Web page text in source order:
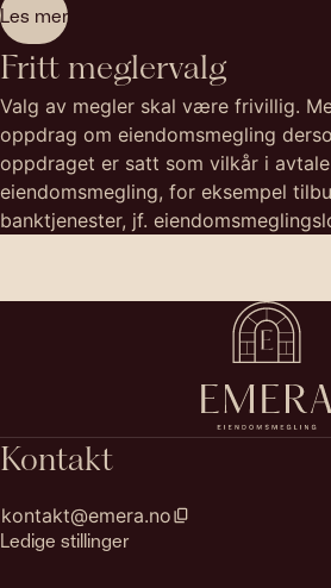
Les mer
Fritt meglervalg
Valg av megler skal være frivillig.
oppdrag om eiendomsmegling
oppdraget er satt som vilkår i
eiendomsmegling, for eksempel
banktjenester, jf.
Kontakt
kontakt@emera.no
Ledige stillinger